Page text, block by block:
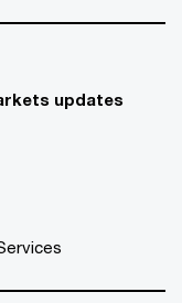
updates